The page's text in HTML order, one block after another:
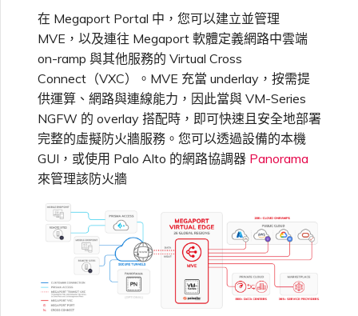
登入 Megaport Portal
合作夥伴代管帳戶
技術規格
限制與配額
Latitude.sh
Oracle Cloud Infrastructure
OVHcloud
SAP
OVHcloud MCR 連線
Salesforce MCR 連線
SAP HANA Enterprise
Cloud
MCR Looking Glass（路由診
MCR 的 NAT 運作原理
MCR 私有雲端互聯
管理安全設定
檢視作業日誌
監控維護和中斷事件
鎖定 Megaport 服務
Megaport 授權書
MCR 計費
MVE 計費
VXC、Megaport Internet 和
IX 計費
建立至 Google Cloud 的
VXC
建立 Megaport Internet 連
建立 MCR
使用 API 建立 MCR VXC
從 MCR 建立至 Azure 的
Megaport Terraform
Provider 學習資料與資源
Megaport Terraform
Provider
在測試環境中測試
客戶安全責任
Megaport Portal 驗證常見
在 Megaport Portal 中，您可以建立並管理
MVE，以及連往 Megaport 軟體定義網路中雲端
on-ramp 與其他服務的 Virtual Cross
Connect（VXC）。MVE 充當 underlay，按需提
供運算、網路與連線能力，因此當與 VM-Series
NGFW 的 overlay 搭配時，即可快速且安全地部署
完整的虛擬防火牆服務。您可以透過設備的本機
GUI，或使用 Palo Alto 的網路協調器 Panorama
來管理該防火牆